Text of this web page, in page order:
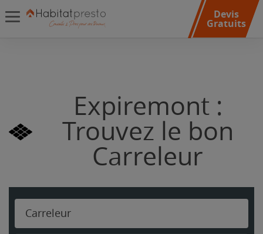
Devis
Gratuits
Expiremont :
Trouvez le bon
Carreleur
Carreleur